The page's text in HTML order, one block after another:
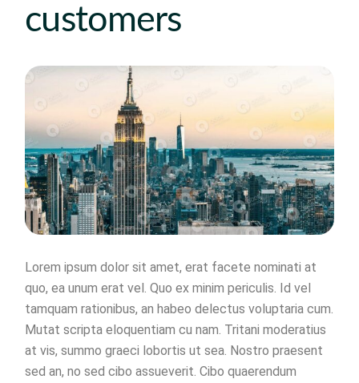
customers
Lorem ipsum dolor sit amet, erat facete nominati at
quo, ea unum erat vel. Quo ex minim periculis. Id vel
tamquam rationibus, an habeo delectus voluptaria cum.
Mutat scripta eloquentiam cu nam. Tritani moderatius
at vis, summo graeci lobortis ut sea. Nostro praesent
sed an, no sed cibo assueverit. Cibo quaerendum